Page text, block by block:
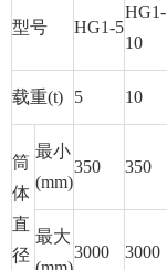
型号 HG1-5
HG1-
10
载重(t) 5 10
筒
体
直
径
最小
(mm)
350 350
最大
3000 3000